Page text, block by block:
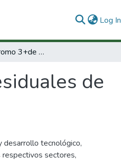
Log In
Remoción del cromo 3+de aguas residuales de curtiembres utilizando mordenita
de
desarrollo tecnológico,
sectores,